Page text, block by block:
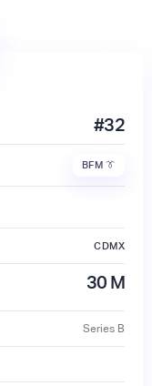
#32
BFM 👔
CDMX
30 M
Series B